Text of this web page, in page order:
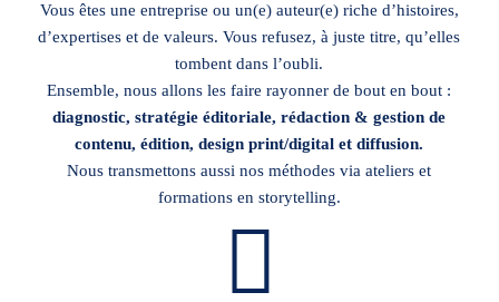
Vous êtes une entreprise ou un(e) auteur(e) riche d’histoires,
d’expertises et de valeurs. Vous refusez, à juste titre, qu’elles
tombent dans l’oubli.
Ensemble, nous allons les faire rayonner de bout en bout :
diagnostic, stratégie éditoriale, rédaction & gestion de
contenu, édition, design print/digital et diffusion.
Nous transmettons aussi nos méthodes via ateliers et
formations en storytelling.